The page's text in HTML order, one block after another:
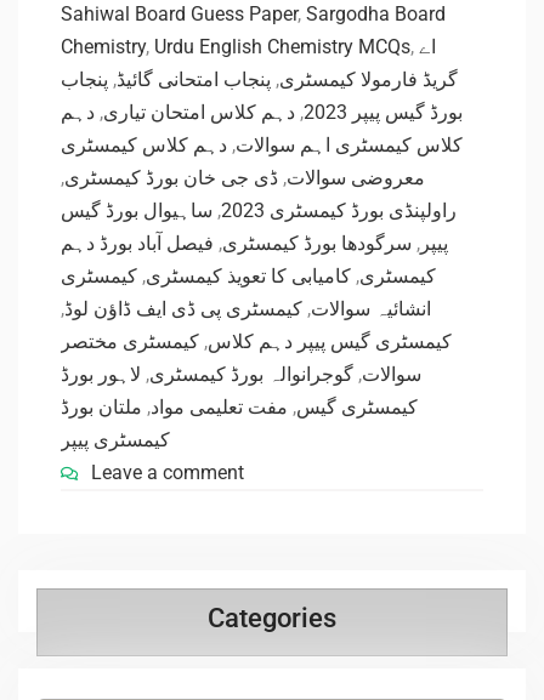
Sahiwal Board Guess Paper, Sargodha Board
Chemistry, Urdu English Chemistry MCQs, اے
گریڈ فارمولا کیمسٹری, پنجاب امتحانی گائیڈ, پنجاب
بورڈ گیس پیپر 2023
, دہم کلاس امتحان تیاری, دہم
کلاس کیمسٹری اہم سوالات, دہم کلاس کیمسٹری
معروضی سوالات, ڈی جی خان بورڈ کیمسٹری,
راولپنڈی بورڈ کیمسٹری 2023
, ساہیوال بورڈ گیس
پیپر , سرگودھا بورڈ کیمسٹری, فیصل آباد بورڈ دہم
کیمسٹری, کامیابی کا تعویذ کیمسٹری, کیمسٹری
انشائیہ سوالات, کیمسٹری پی ڈی ایف ڈاؤن لوڈ,
کیمسٹری گیس پیپر دہم کلاس, کیمسٹری مختصر
سوالات, گوجرانوالہ بورڈ کیمسٹری, لاہور بورڈ
کیمسٹری گیس, مفت تعلیمی مواد, ملتان بورڈ
کیمسٹری پیپر
Leave a comment
Categories